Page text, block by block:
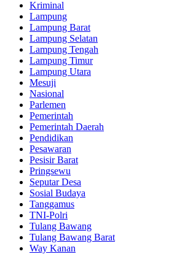
Kriminal
Lampung
Lampung Barat
Lampung Selatan
Lampung Tengah
Lampung Timur
Lampung Utara
Mesuji
Nasional
Parlemen
Pemerintah
Pemerintah Daerah
Pendidikan
Pesawaran
Pesisir Barat
Pringsewu
Seputar Desa
Sosial Budaya
Tanggamus
TNI-Polri
Tulang Bawang
Tulang Bawang Barat
Way Kanan